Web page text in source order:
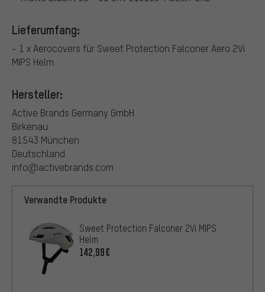
Lieferumfang:
- 1 x Aerocovers für Sweet Protection Falconer Aero 2Vi
MIPS Helm
Hersteller:
Active Brands Germany GmbH
Birkenau
81543 München
Deutschland
info@activebrands.com
Verwandte Produkte
Sweet Protection Falconer 2Vi MIPS
Helm
142,99€